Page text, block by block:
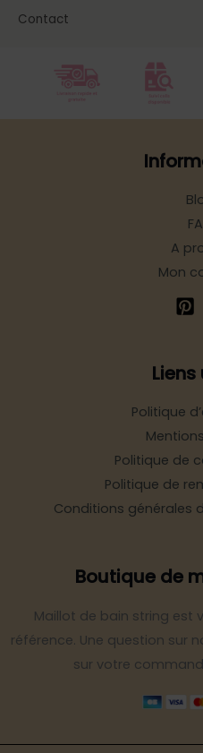
Contact
A
Mon
Politique
Politique de
Politique de
Conditions générales
Boutique de
Maillot de bain string est
référence. Une question sur
sur votre